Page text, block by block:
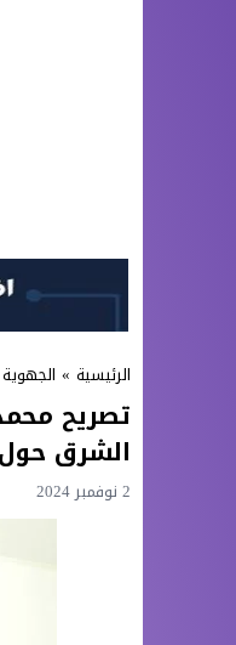
الرئيسية » الجهوية
تصريح
الشرق
2 نوفمبر 2024